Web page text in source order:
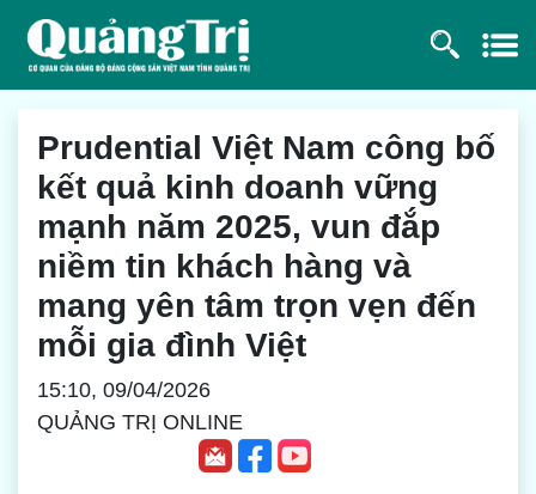
Prudential Việt Nam công bố
kết quả kinh doanh vững
mạnh năm 2025, vun đắp
niềm tin khách hàng và
mang yên tâm trọn vẹn đến
mỗi gia đình Việt
15:10, 09/04/2026
QUẢNG TRỊ ONLINE